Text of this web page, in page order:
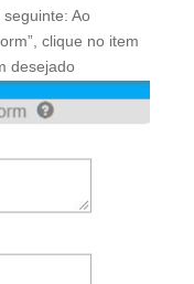
Ao
clique no item
desejado